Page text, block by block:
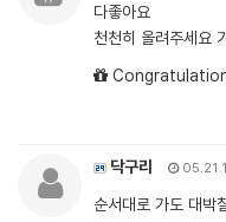
다좋아요
천천히 올려주세요
닥구리 05.21
순서대로 가도 대박